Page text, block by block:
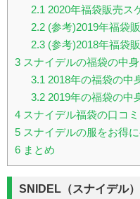
2.1 2020年福袋販売ス
2.2(参考)2019年福袋
2.3(参考)2018年福袋
3 スナイデルの福袋の中
3.1 2018年の福袋の中
3.22019年の福袋の中
4 スナイデル福袋の口コミ
5 スナイデルの服をお得
6 まとめ
SNIDEL（スナイデル